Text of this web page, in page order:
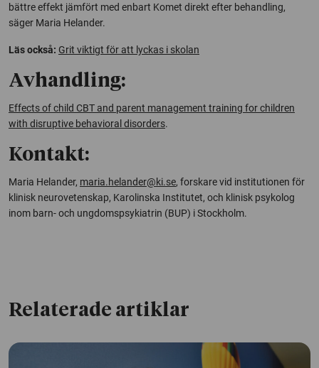
bättre effekt jämfört med enbart Komet direkt efter behandling,
säger Maria Helander.
Läs också: Grit viktigt för att lyckas i skolan
Avhandling:
Effects of child CBT and parent management training for children
with disruptive behavioral disorders.
Kontakt:
Maria Helander, maria.helander@ki.se, forskare vid institutionen för
klinisk neurovetenskap, Karolinska Institutet, och klinisk psykolog
inom barn- och ungdomspsykiatrin (BUP) i Stockholm.
Relaterade artiklar